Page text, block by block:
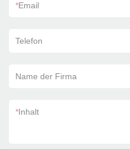
*Email
Telefon
Name der Firma
*Inhalt